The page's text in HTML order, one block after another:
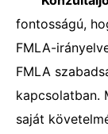
fontosságú,
FMLA-
FMLA
kapcsolatban.
saját